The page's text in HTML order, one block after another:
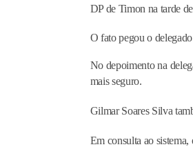
DP de Timon na tarde
O fato pegou o
No depoimento na
mais seguro.
Gilmar Soares Silva
Em consulta ao